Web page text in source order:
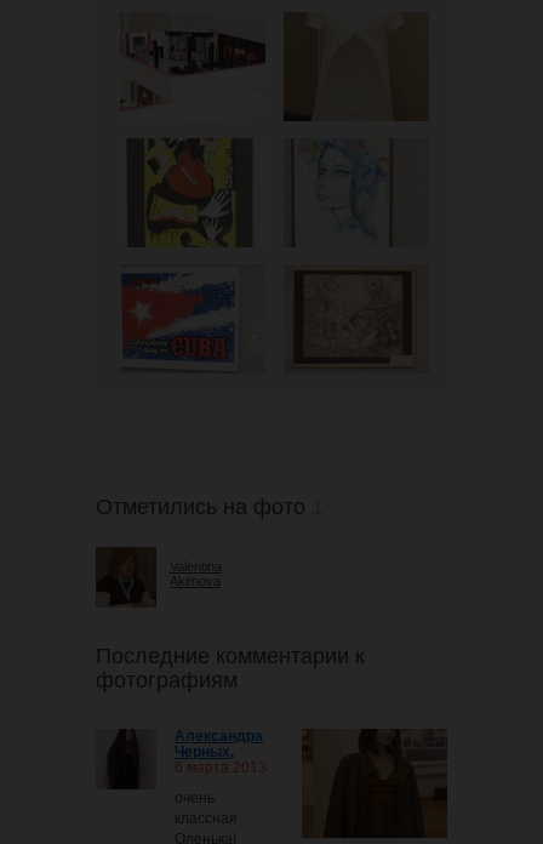
Отметились на фото
Valentina
Akimova
Последние комментарии к
фотографиям
Александра
Черных,
6 марта 2013
очень
классная
Оленька!